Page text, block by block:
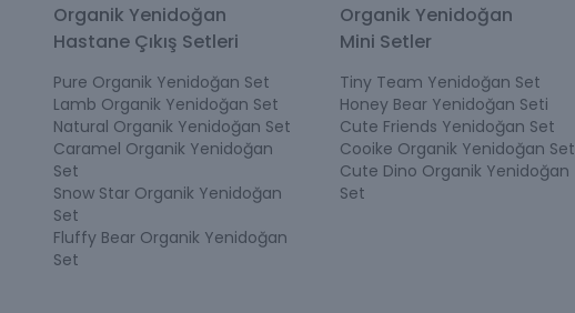
Organik Yenidoğan
Hastane Çıkış Setleri
Pure Organik Yenidoğan Set
Lamb Organik Yenidoğan Set
Natural Organik Yenidoğan Set
Caramel Organik Yenidoğan
Set
Snow Star Organik Yenidoğan
Set
Fluffy Bear Organik Yenidoğan
Set
Organik Yenidoğan
Mini Setler
Tiny Team Yenidoğan Set
Honey Bear Yenidoğan Seti
Cute Friends Yenidoğan Set
Cooike Organik Yenidoğan Set
Cute Dino Organik Yenidoğan
Set